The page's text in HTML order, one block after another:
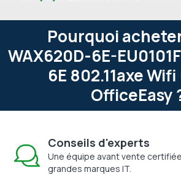
Pourquoi
WAX620D-6E-
6E 802.11axe
OfficeEasy
Conseils d'experts
Une équipe avant vente
grandes marques IT.